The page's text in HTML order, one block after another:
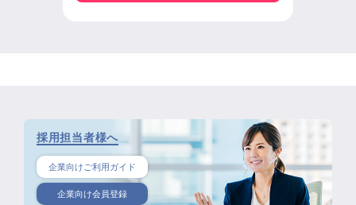
採用担当者様へ
企業向けご利用ガイド
企業向け会員登録